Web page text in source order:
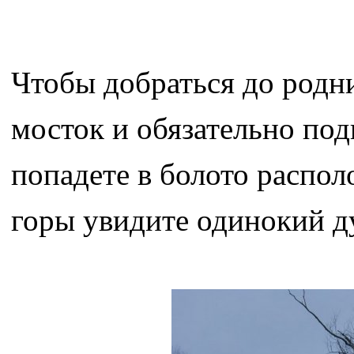
Чтобы добраться до
мосток и обязательно
попадете в болото
горы увидите одинокий